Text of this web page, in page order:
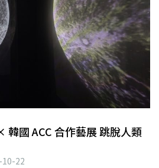
韓國 ACC 合作藝展 跳脫人類
10-22